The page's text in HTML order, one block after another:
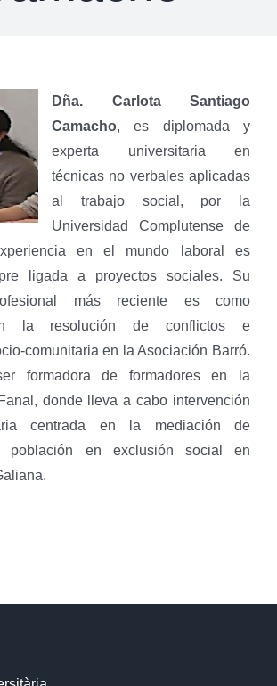
Dña. Carlota Santiago
Camacho, es diplomada y
experta universitaria en
técnicas no verbales aplicadas
al trabajo social, por la
Universidad Complutense de
en el mundo laboral es
ligada a proyectos sociales. Su
más reciente es como
la resolución de conflictos e
comunitaria en la Asociación Barró.
formadora de formadores en la
donde lleva a cabo intervención
centrada en la mediación de
población en exclusión social en